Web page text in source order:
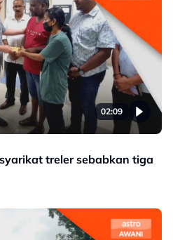
02:09
treler sebabkan tiga